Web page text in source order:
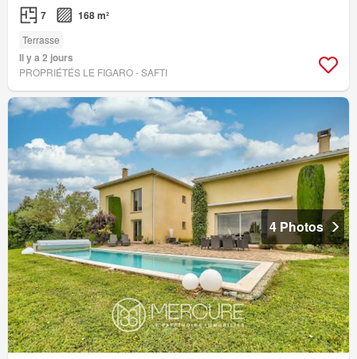
7 168 m²
Terrasse
Il y a 2 jours
PROPRIÉTÉS LE FIGARO - SAFTI
4 Photos